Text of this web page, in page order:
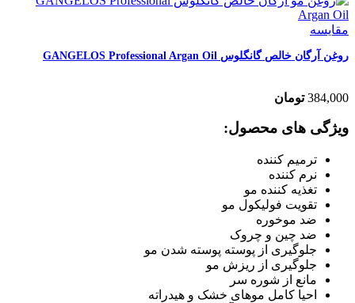
مقایسه
روغن آرگان خالص گانگلوس GANGELOS Professional Argan Oil
384,000 تومان
ویژگی های محصول:
ترمیم کننده
نرم کننده
تغذیه کننده مو
تقویت فولیکول مو
ضد موخوره
ضد چین و چروک
جلوگیری از پوسته پوسته شدن مو
جلوگیری از ریزش مو
مانع از شوره سر
احیا کامل موهای خشک و هیدراته